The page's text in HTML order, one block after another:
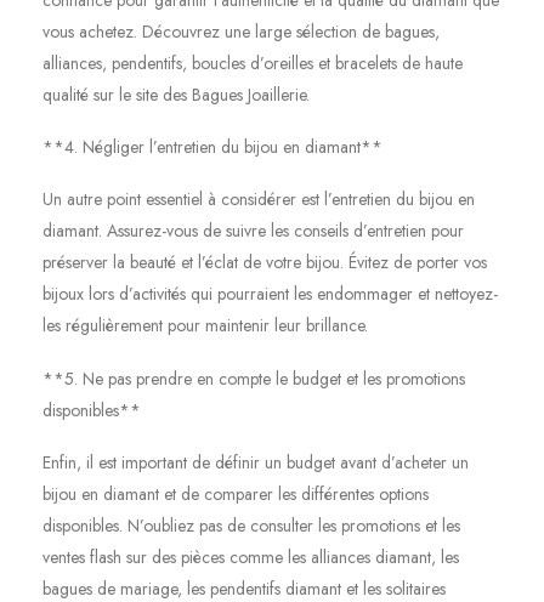
vous achetez. Découvrez une large sélection de bagues,
alliances, pendentifs, boucles d’oreilles et bracelets de haute
qualité sur le site des Bagues Joaillerie.
**4. Négliger l’entretien du bijou en diamant**
Un autre point essentiel à considérer est l’entretien du bijou en
diamant. Assurez-vous de suivre les conseils d’entretien pour
préserver la beauté et l’éclat de votre bijou. Évitez de porter vos
bijoux lors d’activités qui pourraient les endommager et nettoyez-
les régulièrement pour maintenir leur brillance.
**5. Ne pas prendre en compte le budget et les promotions
disponibles**
Enfin, il est important de définir un budget avant d’acheter un
bijou en diamant et de comparer les différentes options
disponibles. N’oubliez pas de consulter les promotions et les
ventes flash sur des pièces comme les alliances diamant, les
bagues de mariage, les pendentifs diamant et les solitaires